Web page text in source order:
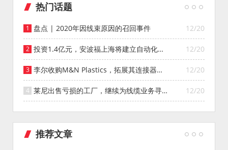
热门话题
12/20
盘点 | 2020年因线束原因的召回事件
12/20
投资1.4亿元，安波福上海将建立自动化智
能仓库
12/20
李尔收购M&N Plastics，拓展其连接器系
统业务
12/20
莱尼出售亏损的工厂，继续为线缆业务寻找
投资者
推荐文章